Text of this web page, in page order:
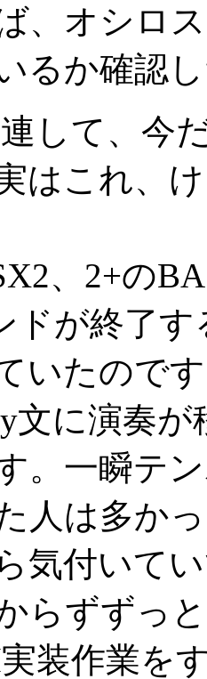
、オシロ
るか確認
して、今
はこれ、
、2+の
ドが終了
いたので
文に演奏
。一瞬テ
人は多か
気付いて
らずずっ
装作業を